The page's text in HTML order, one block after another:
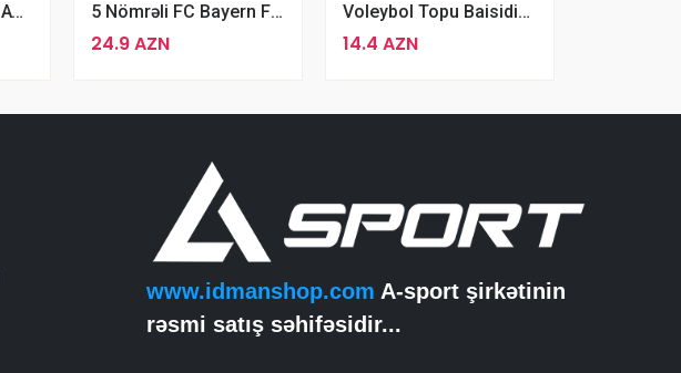
HANDBALL SELECT ATTACK TB (EHF APPROVED) 5 Nömrəli FC Bayern Futbol Topu Mavi FC Bayern München Futbol Topu
24.9 AZN
Voleybol Topu Baisidiwei Rengli Voleybol Topu Pink
14.4 AZN
www.idmanshop.com A-sport şirkətinin
rəsmi satış səhifəsidir...